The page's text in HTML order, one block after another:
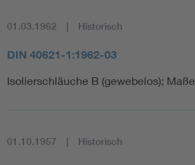
01.03.1962 Historisch
DIN 40621-1:1962-03
Isolierschläuche B (gewebelos); Maße
01.10.1957 Historisch